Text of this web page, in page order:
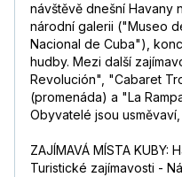
návštěvě dnešní Havany
národní galerii ("Museo
Nacional de Cuba"),
hudby. Mezi další
Revolución", "Cabaret
(promenáda) a "La
Obyvatelé jsou
ZAJÍMAVÁ MÍSTA KUBY:
Turistické zajímavosti -